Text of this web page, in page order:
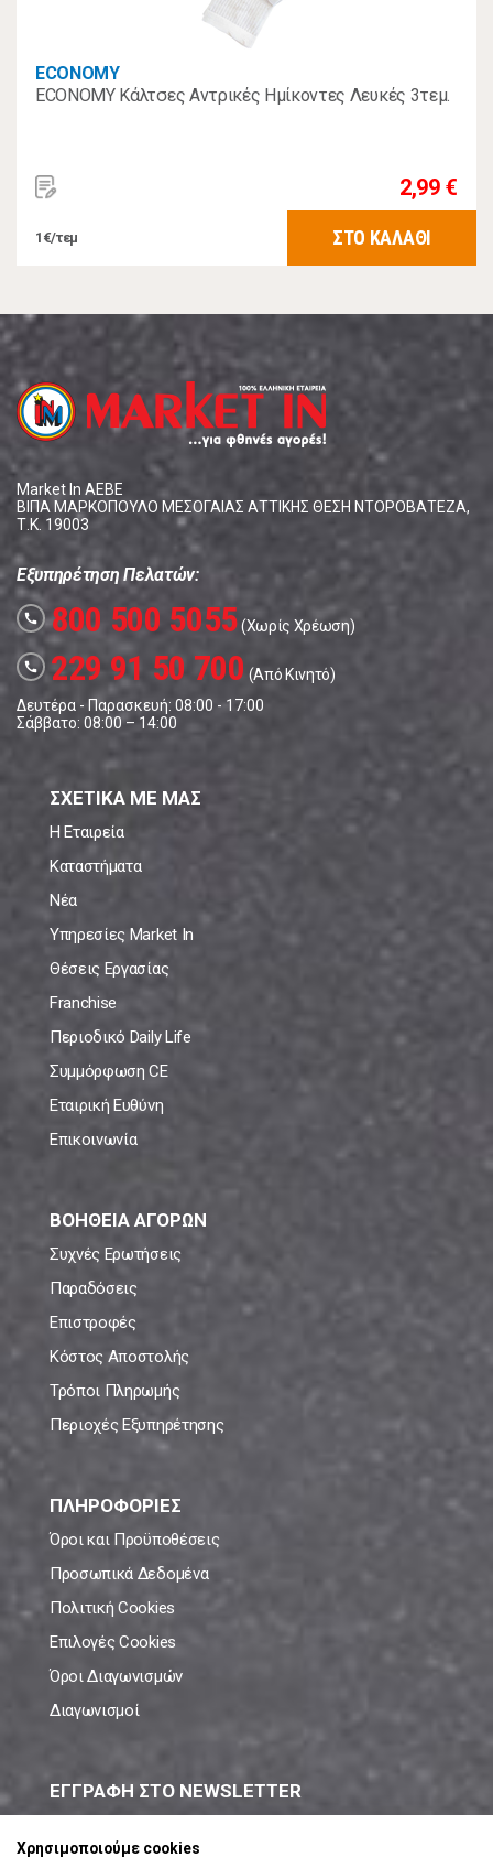
ECONOMY
ECONOMY Κάλτσες Αντρικές Ημίκοντες Λευκές 3τεμ.
2,99 €
1€/τεμ ΣΤΟ ΚΑΛΑΘΙ
Market In ΑΕΒΕ
ΒΙΠΑ ΜΑΡΚΟΠΟΥΛΟ ΜΕΣΟΓΑΙΑΣ ΑΤΤΙΚΗΣ ΘΕΣΗ ΝΤΟΡΟΒΑΤΕΖΑ,
Τ.Κ. 19003
Εξυπηρέτηση Πελατών:
call 800 500 5055(Χωρίς Χρέωση)
call 229 91 50 700 (Από Κινητό)
Δευτέρα - Παρασκευή: 08:00 - 17:00
Σάββατο: 08:00 – 14:00
ΣΧΕΤΙΚΑ ΜΕ ΜΑΣ
Η Εταιρεία
Καταστήματα
Νέα
Υπηρεσίες Market In
Θέσεις Εργασίας
Franchise
Περιοδικό Daily Life
Συμμόρφωση CE
Εταιρική Ευθύνη
Επικοινωνία
ΒΟΗΘΕΙΑ ΑΓΟΡΩΝ
Συχνές Ερωτήσεις
Παραδόσεις
Επιστροφές
Κόστος Αποστολής
Τρόποι Πληρωμής
Περιοχές Εξυπηρέτησης
ΠΛΗΡΟΦΟΡΙΕΣ
Όροι και Προϋποθέσεις
Προσωπικά Δεδομένα
Πολιτική Cookies
Επιλογές Cookies
Όροι Διαγωνισμών
Διαγωνισμοί
ΕΓΓΡΑΦΗ ΣΤΟ NEWSLETTER
Χρησιμοποιούμε cookies